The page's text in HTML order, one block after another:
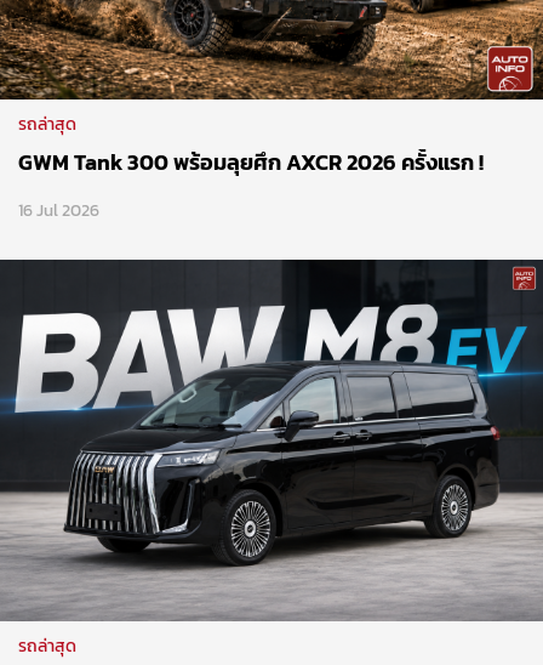
รถล่าสุด
GWM Tank 300 พร้อมลุยศึก AXCR 2026 ครั้งแรก !
16 Jul 2026
รถล่าสุด